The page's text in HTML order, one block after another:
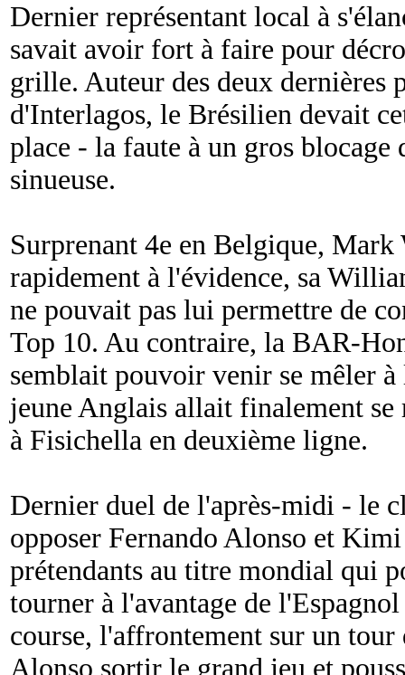
Dernier représentant local à
savait avoir fort à faire pour
grille. Auteur des deux
d'Interlagos, le Brésilien devait
place - la faute à un gros blocage
sinueuse.
Surprenant 4e en Belgique, Mark
rapidement à l'évidence, sa
ne pouvait pas lui permettre de
Top 10. Au contraire, la BAR-
semblait pouvoir venir se mêler
jeune Anglais allait finalement se
à Fisichella en deuxième ligne.
Dernier duel de l'après-midi - le
opposer Fernando Alonso et
prétendants au titre mondial qui
tourner à l'avantage de
course, l'affrontement sur un
Alonso sortir le grand jeu et